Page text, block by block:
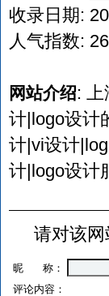
收录日期:
人气指数:
网站介绍:
计|logo设计
计|vi设计
计|logo设计
请对该
昵 称：
评论内容：